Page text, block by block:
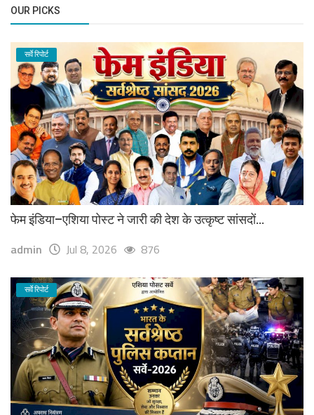
OUR PICKS
सर्वे रिपोर्ट
फेम इंडिया–एशिया पोस्ट ने जारी की देश के उत्कृष्ट सांसदों...
admin Jul 8, 2026 876
सर्वे रिपोर्ट